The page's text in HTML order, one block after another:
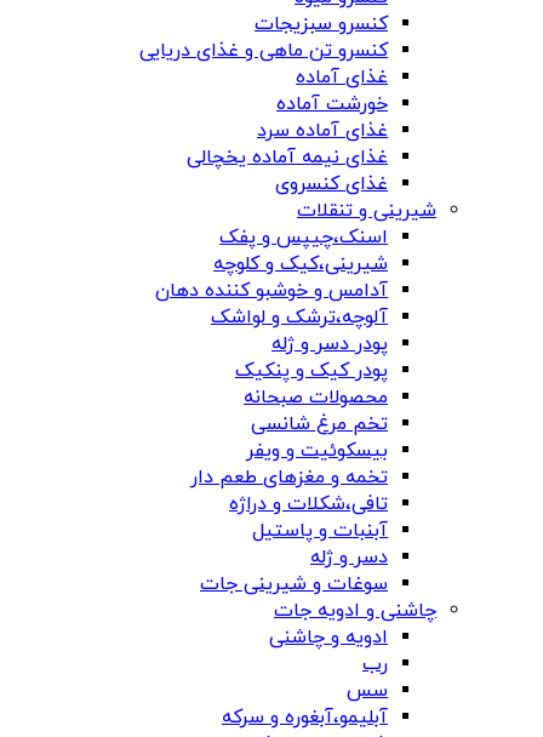
کنسرو سبزیجات
کنسرو تن ماهی و غذای دریایی
غذای آماده
خورشت آماده
غذای آماده سرد
غذای نیمه آماده یخچالی
غذای کنسروی
شیرینی و تنقلات
اسنک،چیپس و پفک
شیرینی،کیک و کلوچه
آدامس و خوشبو کننده دهان
آلوچه،ترشک و لواشک
پودر دسر و ژله
پودر کیک و پنکیک
محصولات صبحانه
تخم مرغ شانسی
بیسکوئیت و ویفر
تخمه و مغزهای طعم دار
تافی،شکلات و دراژه
آبنبات و پاستیل
دسر و ژله
سوغات و شیرینی جات
چاشنی و ادویه جات
ادویه و چاشنی
رب
سس
آبلیمو،آبغوره و سرکه